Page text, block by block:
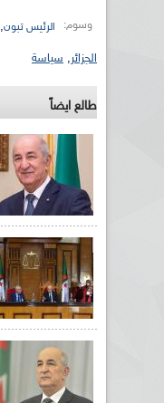
وسوم: الرئيس تبون,
الجزائر, سياسة
طالع ايضاً